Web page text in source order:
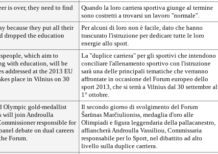
is over, they need to find
Quando la loro carriera sportiva giunge al termine
sono costretti a trovarsi un lavoro "normale".
because they put all their
dropped the education
Per alcuni di loro non è facile, dato che hanno
trascurato l'istruzione per dedicare tutte le loro
energie allo sport.
which aim to
with education, will be
addressed at the 2013 EU
place in Vilnius on 30
La "duplice carriera" per gli sportivi che intendono
conciliare l'allenamento sportivo con l'istruzione
sarà una delle principali tematiche che verranno
affrontate in occasione del Forum europeo dello
sport 2013, che si terrà a Vilnius dal 30 settembre al
1° ottobre.
Olympic gold-medallist
will join Androulla
responsible for
debate on dual careers
Forum.
Il secondo giorno di svolgimento del Forum
Šarūnas Marčiulioniss, medaglia d'oro alle
Olimpiadi e figura leggendaria della pallacanestro,
affiancherà Androulla Vassiliou, Commissaria
responsabile per lo Sport, nel dibattito ad alto
livello sulla duplice carriera.